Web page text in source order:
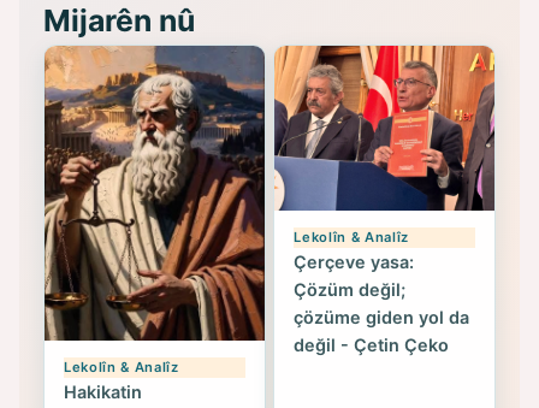
Mijarên nû
Lekolîn & Analîz
Hakikatin
Lekolîn & Analîz
Çerçeve yasa:
Çözüm değil;
çözüme giden yol da
değil - Çetin Çeko